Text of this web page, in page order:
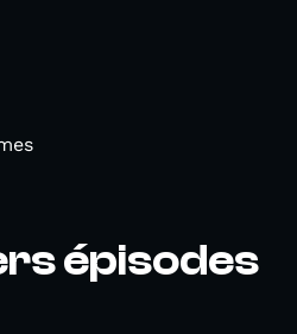
épisodes